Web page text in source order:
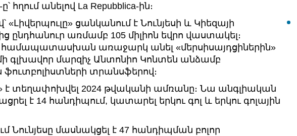
հղում անելով La Repubblica-ին։
«Լիվերպուլը» ցանկանում է Նունյեսի և Կիեզայի
ընդհանուր առմամբ 105 միլիոն եվրո վաստակել։
համապատասխան առաջարկ անել «մերսիսայդցիներին»
գլխավոր մարզիչ Անտոնիո Կոնտեն անձամբ
տրանսֆերով։
է տեղափոխվել 2024 թվականի ամռանը։ Նա անգլիական
է 14 հանդիպում, կատարել երկու գոլ և երկու գոլային
Նունյեսը մասնակցել է 47 հանդիպման բոլոր